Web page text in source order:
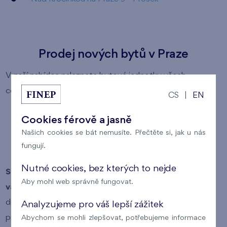
Prodej nových bytů v Praze
V naší nabídce naleznete bytové jednotky všech
cenových kategorií:
byty střední kategorie
luxusní byty
Snadno si tak můžete vybrat byt, který odpovídá
vašim požadavkům
(lokalita, typ vlastnictví bytu,
dispozice bytu, plocha bytu a cena bytu). Pokud si v
přehledu nabízených bytů kliknete na číslo konkrétního
CS EN
Cookies férově a jasně
Našich cookies se bát nemusíte. Přečtěte si, jak u nás
fungují.
Nutné cookies, bez kterých to nejde
Aby mohl web správně fungovat.
Analyzujeme pro váš lepší zážitek
Abychom se mohli zlepšovat, potřebujeme informace